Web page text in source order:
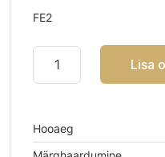
FE2
Lisa
Hooaeg